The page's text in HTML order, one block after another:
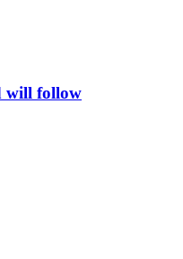
will follow